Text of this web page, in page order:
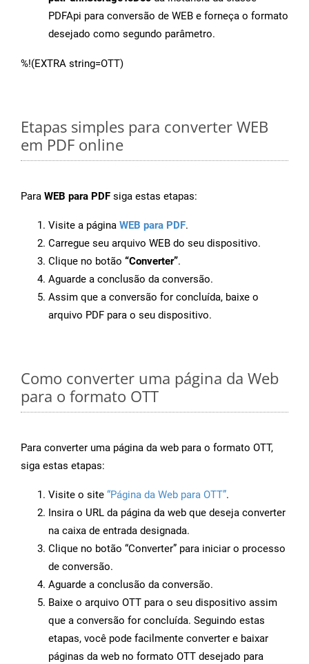
PDFApi para conversão de WEB e forneça o formato
desejado como segundo parâmetro.
%!(EXTRA string=OTT)
Etapas simples para converter WEB
em PDF online
Para WEB para PDF siga estas etapas:
Visite a página WEB para PDF.
Carregue seu arquivo WEB do seu dispositivo.
Clique no botão “Converter”.
Aguarde a conclusão da conversão.
Assim que a conversão for concluída, baixe o
arquivo PDF para o seu dispositivo.
Como converter uma página da Web
para o formato OTT
Para converter uma página da web para o formato OTT,
siga estas etapas:
Visite o site “Página da Web para OTT”.
Insira o URL da página da web que deseja converter
na caixa de entrada designada.
Clique no botão “Converter” para iniciar o processo
de conversão.
Aguarde a conclusão da conversão.
Baixe o arquivo OTT para o seu dispositivo assim
que a conversão for concluída. Seguindo estas
etapas, você pode facilmente converter e baixar
páginas da web no formato OTT desejado para